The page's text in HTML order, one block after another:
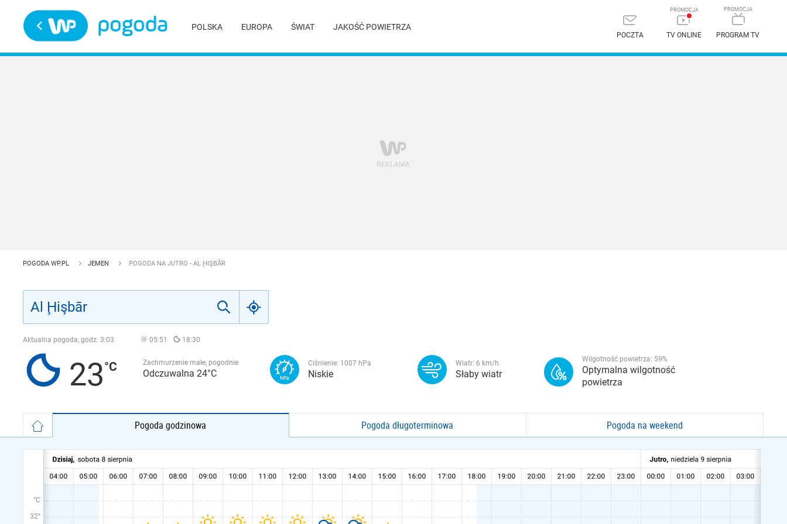
POLSKA EUROPA ŚWIAT JAKOŚĆ POWIETRZA
POCZTA TV ONLINE PROGRAM TV
POGODA WP.PL JEMEN POGODA NA JUTRO - AL ḨIŞBĀR
Aktualna pogoda, godz. 3:03 05:51 18:30
23 Zachmurzenie małe, pogodnie
Odczuwalna 24°C
Ciśnienie: 1007 hPa
Niskie
Wiatr: 6 km/h
Słaby wiatr
Wilgotność powietrza: 59%
Optymalna wilgotność
powietrza
Pogoda godzinowa Pogoda długoterminowa Pogoda na weekend
°C
32°